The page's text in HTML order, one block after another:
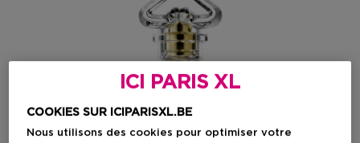
ICI PARIS XL
COOKIES SUR ICIPARISXL.BE
Nous utilisons des cookies pour optimiser votre